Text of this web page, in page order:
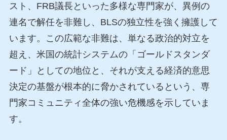
スト、FRB議長といった多様な専門家が、異例の
連名で解任を非難し、BLSの独立性を強く擁護して
います。この広範な非難は、単なる政治的対立を
超え、米国の統計システムの「ゴールドスタンダ
ード」としての地位と、それが支える経済的意思
決定の基盤が根本的に脅かされているという、専
門家コミュニティ全体の強い危機感を示していま
す。